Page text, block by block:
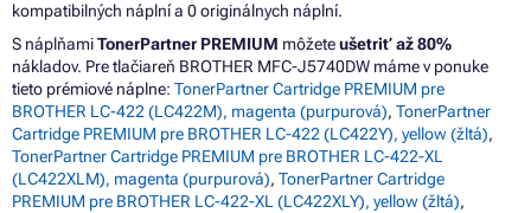
kompatibilných náplní a 0 originálnych náplní.
S náplňamiTonerPartner PREMIUM môžeteušetriť až 80%
nákladov. Pre tlačiareň BROTHER MFC-J5740DW máme v ponuke
tieto prémiové náplne: TonerPartner Cartridge PREMIUM pre
BROTHER LC-422 (LC422M), magenta (purpurová), TonerPartner
Cartridge PREMIUM pre BROTHER LC-422 (LC422Y), yellow (žltá),
TonerPartner Cartridge PREMIUM pre BROTHER LC-422-XL
(LC422XLM), magenta (purpurová), TonerPartner Cartridge
PREMIUM pre BROTHER LC-422-XL (LC422XLY), yellow (žltá),